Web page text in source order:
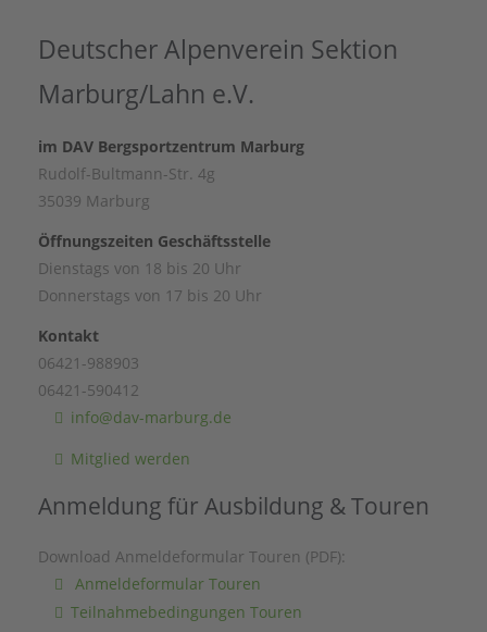
Deutscher Alpenverein Sektion
Marburg/Lahn e.V.
im DAV Bergsportzentrum Marburg
Rudolf-Bultmann-Str. 4g
35039 Marburg
Öffnungszeiten Geschäftsstelle
Dienstags von 18 bis 20 Uhr
Donnerstags von 17 bis 20 Uhr
Kontakt
06421-988903
06421-590412
info@dav-marburg.de
Mitglied werden
Anmeldung für Ausbildung & Touren
Download Anmeldeformular Touren (PDF):
Anmeldeformular Touren
Teilnahmebedingungen Touren